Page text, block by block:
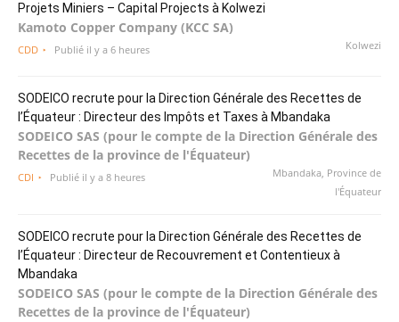
Projets Miniers – Capital Projects à Kolwezi
Kamoto Copper Company (KCC SA)
Kolwezi
CDD Publié il y a 6 heures
SODEICO recrute pour la Direction Générale des Recettes de
l’Équateur : Directeur des Impôts et Taxes à Mbandaka
SODEICO SAS (pour le compte de la Direction Générale des
Recettes de la province de l'Équateur)
Mbandaka, Province de
l'Équateur
CDI Publié il y a 8 heures
SODEICO recrute pour la Direction Générale des Recettes de
l’Équateur : Directeur de Recouvrement et Contentieux à
Mbandaka
SODEICO SAS (pour le compte de la Direction Générale des
Recettes de la province de l'Équateur)